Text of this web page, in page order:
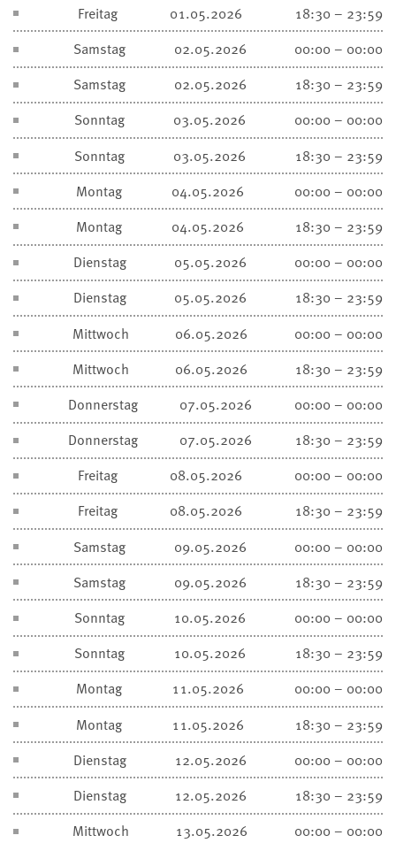
Freitag 01.05.2026
18:30 – 23:59
Samstag
02.05.2026
00:00 – 00:00
Samstag
02.05.2026
18:30 – 23:59
Sonntag
03.05.2026
00:00 – 00:00
Sonntag
03.05.2026
18:30 – 23:59
Montag
04.05.2026
00:00 – 00:00
Montag
04.05.2026
18:30 – 23:59
Dienstag
05.05.2026
00:00 – 00:00
Dienstag
05.05.2026
18:30 – 23:59
Mittwoch
06.05.2026
00:00 – 00:00
Mittwoch
06.05.2026
18:30 – 23:59
Donnerstag
07.05.2026
00:00 – 00:00
Donnerstag
07.05.2026
18:30 – 23:59
Freitag
08.05.2026
00:00 – 00:00
Freitag
08.05.2026
18:30 – 23:59
Samstag
09.05.2026
00:00 – 00:00
Samstag
09.05.2026
18:30 – 23:59
Sonntag
10.05.2026
00:00 – 00:00
Sonntag
10.05.2026
18:30 – 23:59
Montag
11.05.2026
00:00 – 00:00
Montag
11.05.2026
18:30 – 23:59
Dienstag
12.05.2026
00:00 – 00:00
Dienstag
12.05.2026
18:30 – 23:59
Mittwoch
13.05.2026
00:00 – 00:00